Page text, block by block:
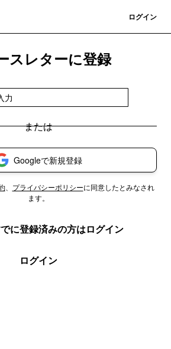
ログイン
スレターに登録
Googleで新規登録
、 プライバシーポリシーに同意したとみなされ
ます。
に登録済みの方はログイン
ログイン